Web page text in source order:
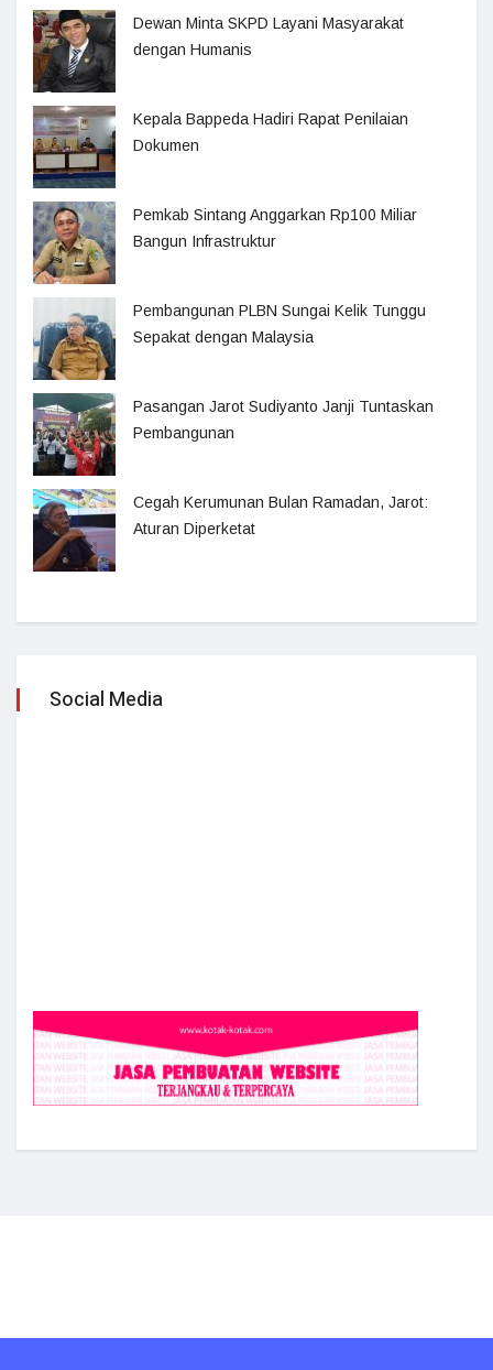
Dewan Minta SKPD Layani Masyarakat
dengan Humanis
Kepala Bappeda Hadiri Rapat Penilaian
Dokumen
Pemkab Sintang Anggarkan Rp100 Miliar
Bangun Infrastruktur
Pembangunan PLBN Sungai Kelik Tunggu
Sepakat dengan Malaysia
Pasangan Jarot Sudiyanto Janji Tuntaskan
Pembangunan
Cegah Kerumunan Bulan Ramadan, Jarot:
Aturan Diperketat
Social Media